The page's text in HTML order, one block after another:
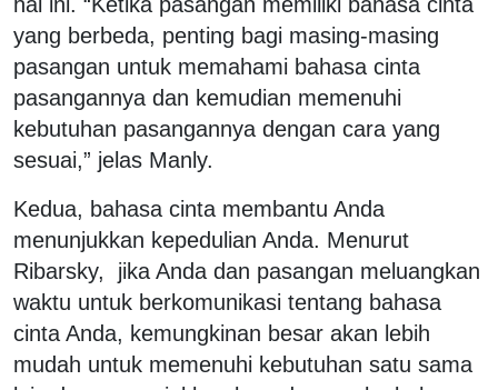
yang berbeda, penting bagi masing-masing
pasangan untuk memahami bahasa cinta
pasangannya dan kemudian memenuhi
kebutuhan pasangannya dengan cara yang
sesuai,” jelas Manly.
Kedua, bahasa cinta membantu Anda
menunjukkan kepedulian Anda. Menurut
Ribarsky, jika Anda dan pasangan meluangkan
waktu untuk berkomunikasi tentang bahasa
cinta Anda, kemungkinan besar akan lebih
mudah untuk memenuhi kebutuhan satu sama